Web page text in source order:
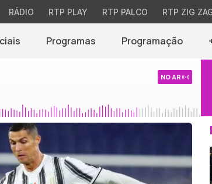
RÁDIO RTP PLAY RTP PALCO RTP ZIG
Programas Programação
NO AR